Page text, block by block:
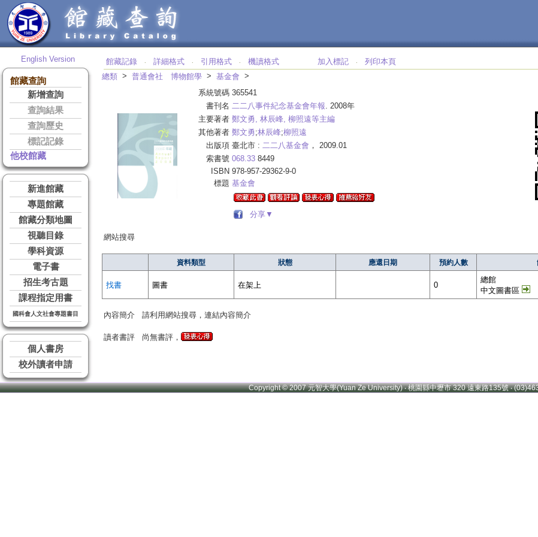
English Version
館藏查詢
新增查詢
查詢結果
查詢歷史
標記記錄
他校館藏
新進館藏
專題館藏
館藏分類地圖
視聽目錄
學科資源
電子書
招生考古題
課程指定用書
國科會人文社會專題書目
個人書房
校外讀者申請
館藏記錄 ‧ 詳細格式 ‧ 引用格式 ‧ 機讀格式 加入標記 ‧
列印本頁
總類 > 普通會社 博物館學 > 基金會 >
系統號碼 365541
書刊名 二二八事件紀念基金會年報. 2008年
主要著者 鄭文勇, 林辰峰, 柳照遠等主編
其他著者 鄭文勇;林辰峰;柳照遠
出版項 臺北市 : 二二八基金會 ， 2009.01
索書號 068.33 8449
ISBN 978-957-29362-9-0
標題 基金會
分享▼
網站搜尋
資料類型 狀態 應還日期 預約人數
找書 圖書 在架上 0
總館
中文圖書區
內容簡介 請利用網站搜尋，連結內容簡介
讀者書評 尚無書評，
Copyright © 2007 元智大學(Yuan Ze University) ‧ 桃園縣中壢市 320 遠東路135號 ‧